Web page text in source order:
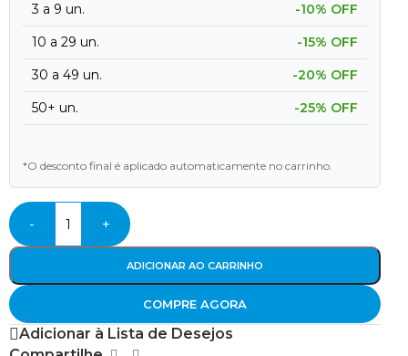
3 a 9 un.
-10% OFF
10 a 29 un.
-15% OFF
30 a 49 un.
-20% OFF
50+ un.
-25% OFF
*O desconto final é aplicado automaticamente no carrinho.
- +
ADICIONAR AO CARRINHO
COMPRE AGORA
Adicionar à Lista de Desejos